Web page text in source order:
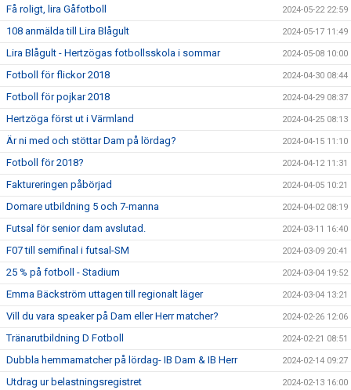
Få roligt, lira Gåfotboll 2024-05-22 22:59
108 anmälda till Lira Blågult 2024-05-17 11:49
Lira Blågult - Hertzögas fotbollsskola i sommar 2024-05-08 10:00
Fotboll för flickor 2018 2024-04-30 08:44
Fotboll för pojkar 2018 2024-04-29 08:37
Hertzöga först ut i Värmland 2024-04-25 08:13
Är ni med och stöttar Dam på lördag? 2024-04-15 11:10
Fotboll för 2018? 2024-04-12 11:31
Faktureringen påbörjad 2024-04-05 10:21
Domare utbildning 5 och 7-manna 2024-04-02 08:19
Futsal för senior dam avslutad. 2024-03-11 16:40
F07 till semifinal i futsal-SM 2024-03-09 20:41
25 % på fotboll - Stadium 2024-03-04 19:52
Emma Bäckström uttagen till regionalt läger 2024-03-04 13:21
Vill du vara speaker på Dam eller Herr matcher? 2024-02-26 12:06
Tränarutbildning D Fotboll 2024-02-21 08:51
Dubbla hemmamatcher på lördag- IB Dam & IB Herr 2024-02-14 09:27
Utdrag ur belastningsregistret 2024-02-13 16:00